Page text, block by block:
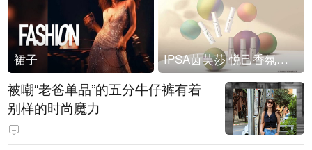
裙子 IPSA茵芙莎 悦己香氛凝露上市
被嘲“老爸单品”的五分牛仔裤有着
别样的时尚魔力